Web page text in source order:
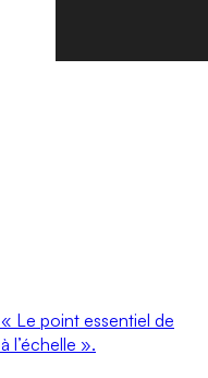
Le point essentiel de
l’échelle ».